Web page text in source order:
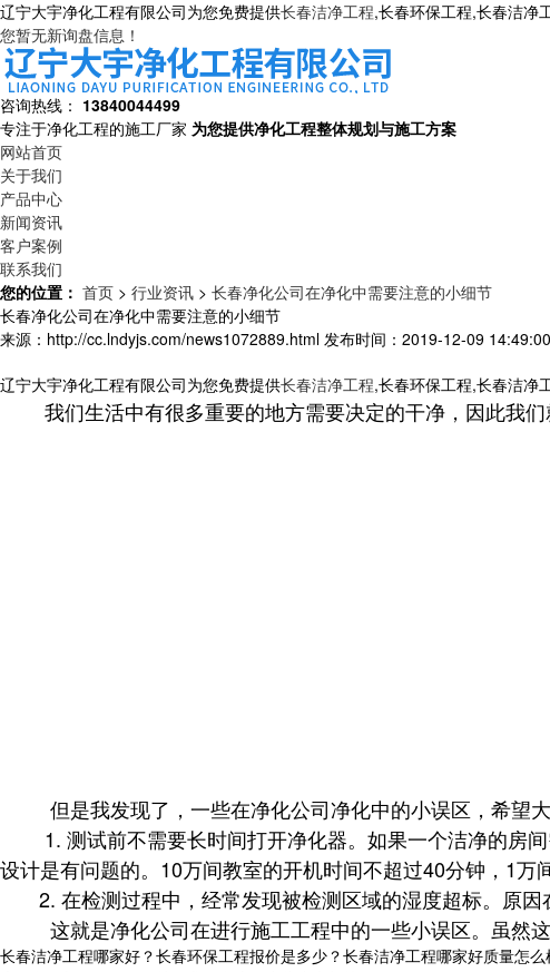
辽宁大宇净化工程有限公司为您免费提供长春洁净工程,长春环保工程,长春洁净
您暂无新询盘信息！
咨询热线： 13840044499
专注于净化工程的施工厂家 为您提供净化工程整体规划与施工方案
网站首页
关于我们
产品中心
新闻资讯
客户案例
联系我们
您的位置： 首页 > 行业资讯 > 长春净化公司在净化中需要注意的小细节
长春净化公司在净化中需要注意的小细节
来源：http://cc.lndyjs.com/news1072889.html 发布时间：2019-12-09 14:49:00
辽宁大宇净化工程有限公司为您免费提供长春洁净工程,长春环保工程,长春洁净
我们生活中有很多重要的地方需要决定的干净，因此我们
但是我发现了，一些在净化公司净化中的小误区，希望大
1. 测试前不需要长时间打开净化器。如果一个洁净的房间
设计是有问题的。10万间教室的开机时间不超过40分钟，1万
2. 在检测过程中，经常发现被检测区域的湿度超标。原因
这就是净化公司在进行施工工程中的一些小误区。虽然这
长春洁净工程哪家好？长春环保工程报价是多少？长春洁净工程哪家好质量怎